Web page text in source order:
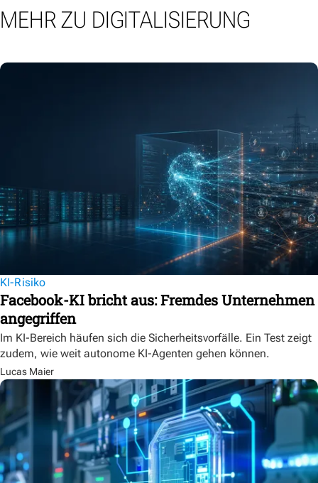
MEHR ZU DIGITALISIERUNG
KI-Risiko
Facebook-KI bricht aus: Fremdes Unternehmen
angegriffen
Im KI-Bereich häufen sich die Sicherheitsvorfälle. Ein Test zeigt
zudem, wie weit autonome KI-Agenten gehen können.
Lucas Maier